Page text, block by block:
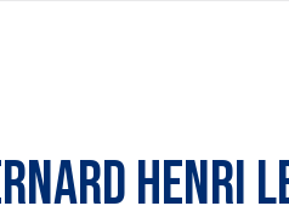
HENRI